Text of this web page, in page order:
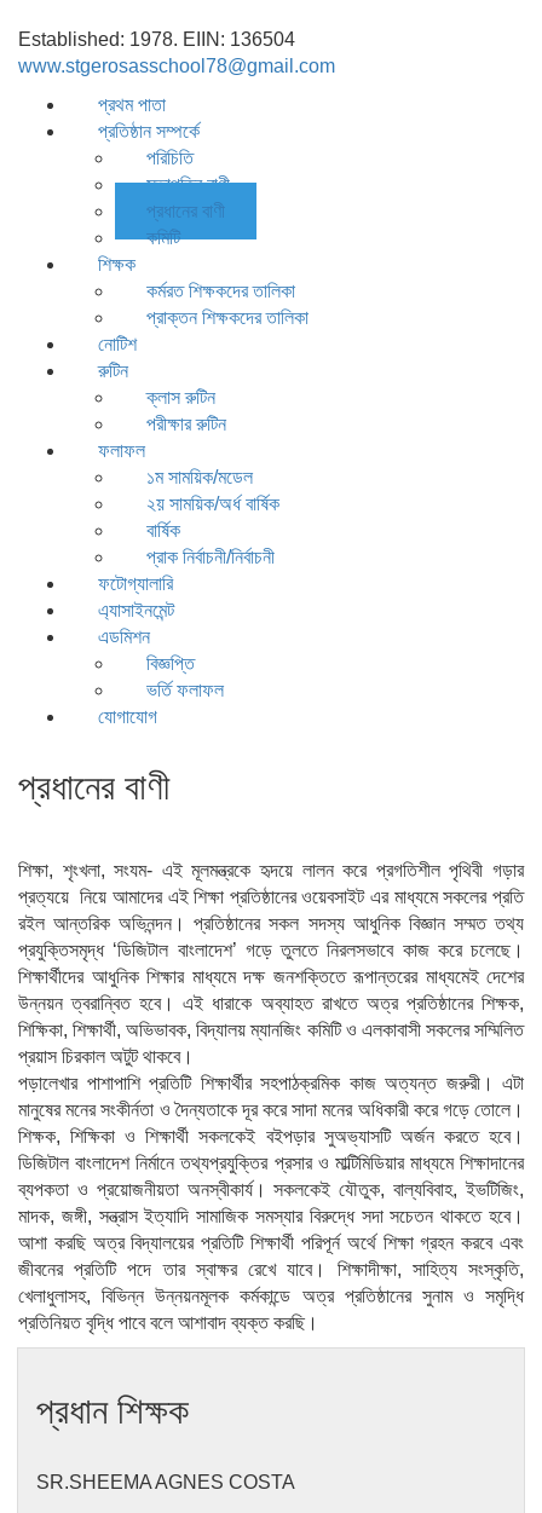
Established: 1978. EIIN: 136504
www.stgerosasschool78@gmail.com
প্রথম পাতা
প্রতিষ্ঠান সম্পর্কে
পরিচিতি
সভাপতির বাণী
প্রধানের বাণী
কমিটি
শিক্ষক
কর্মরত শিক্ষকদের তালিকা
প্রাক্তন শিক্ষকদের তালিকা
নোটিশ
রুটিন
ক্লাস রুটিন
পরীক্ষার রুটিন
ফলাফল
১ম সাময়িক/মডেল
২য় সাময়িক/অর্ধ বার্ষিক
বার্ষিক
প্রাক নির্বাচনী/নির্বাচনী
ফটোগ্যালারি
এ্যাসাইনমেন্ট
এডমিশন
বিজ্ঞপ্তি
ভর্তি ফলাফল
যোগাযোগ
প্রধানের বাণী
শিক্ষা, শৃংখলা, সংযম- এই মূলমন্ত্রকে হৃদয়ে লালন করে প্রগতিশীল পৃথিবী গড়ার
প্রত্যয়ে নিয়ে আমাদের এই শিক্ষা প্রতিষ্ঠানের ওয়েবসাইট এর মাধ্যমে সকলের প্রতি
রইল আন্তরিক অভিনন্দন। প্রতিষ্ঠানের সকল সদস্য আধুনিক বিজ্ঞান সম্মত তথ্য
প্রযুক্তিসমৃদ্ধ ‘ডিজিটাল বাংলাদেশ’ গড়ে তুলতে নিরলসভাবে কাজ করে চলেছে।
শিক্ষার্থীদের আধুনিক শিক্ষার মাধ্যমে দক্ষ জনশক্তিতে রূপান্তরের মাধ্যমেই দেশের
উন্নয়ন ত্বরান্বিত হবে। এই ধারাকে অব্যাহত রাখতে অত্র প্রতিষ্ঠানের শিক্ষক,
শিক্ষিকা, শিক্ষার্থী, অভিভাবক, বিদ্যালয় ম্যানজিং কমিটি ও এলকাবাসী সকলের সম্মিলিত
প্রয়াস চিরকাল অটুট থাকবে।
পড়ালেখার পাশাপাশি প্রতিটি শিক্ষার্থীর সহপাঠক্রমিক কাজ অত্যন্ত জরুরী। এটা
মানুষের মনের সংকীর্নতা ও দৈন্যতাকে দূর করে সাদা মনের অধিকারী করে গড়ে তোলে।
শিক্ষক, শিক্ষিকা ও শিক্ষার্থী সকলকেই বইপড়ার সুঅভ্যাসটি অর্জন করতে হবে।
ডিজিটাল বাংলাদেশ নির্মানে তথ্যপ্রযুক্তির প্রসার ও মাল্টিমিডিয়ার মাধ্যমে শিক্ষাদানের
ব্যপকতা ও প্রয়োজনীয়তা অনস্বীকার্য। সকলকেই যৌতুক, বাল্যবিবাহ, ইভটিজিং,
মাদক, জঙ্গী, সন্ত্রাস ইত্যাদি সামাজিক সমস্যার বিরুদ্ধে সদা সচেতন থাকতে হবে।
আশা করছি অত্র বিদ্যালয়ের প্রতিটি শিক্ষার্থী পরিপূর্ন অর্থে শিক্ষা গ্রহন করবে এবং
জীবনের প্রতিটি পদে তার স্বাক্ষর রেখে যাবে। শিক্ষাদীক্ষা, সাহিত্য সংস্কৃতি,
খেলাধুলাসহ, বিভিন্ন উন্নয়নমূলক কর্মকান্ডে অত্র প্রতিষ্ঠানের সুনাম ও সমৃদ্ধি
প্রতিনিয়ত বৃদ্ধি পাবে বলে আশাবাদ ব্যক্ত করছি।
প্রধান শিক্ষক
SR.SHEEMA AGNES COSTA